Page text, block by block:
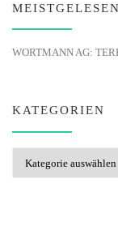
WORTMANN AG:
KATEGORIEN